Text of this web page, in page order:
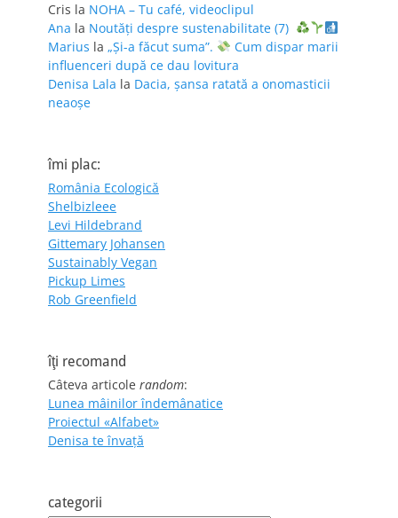
Cris la NOHA – Tu café, videoclipul
Ana la Noutăți despre sustenabilitate (7)
Marius la „Și-a făcut suma”.
Cum dispar marii
influenceri după ce dau lovitura
Denisa Lala la Dacia, șansa ratată a onomasticii
neaoșe
îmi plac:
România Ecologică
Shelbizleee
Levi Hildebrand
Gittemary Johansen
Sustainably Vegan
Pickup Limes
Rob Greenfield
îţi recomand
Câteva articole random:
Lunea mâinilor îndemânatice
Proiectul «Alfabet»
Denisa te învaţă
categorii